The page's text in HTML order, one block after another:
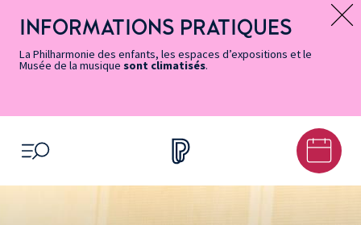
page
Accessibilité
accès
rapides
principal
contenu
principal
page
Message d’information
INFORMATIONS PRATIQUES
La Philharmonie des enfants, les espaces d’expositions et le
Musée de la musique sont climatisés.
OUVRIR LE MENU